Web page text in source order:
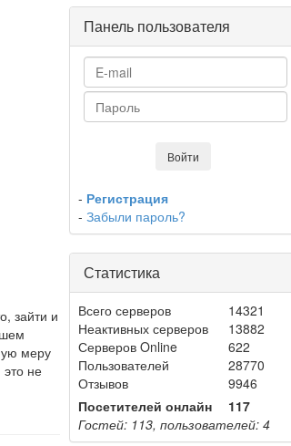
зайти и
меру
не
Панель пользователя
- Регистрация
- Забыли пароль?
Статистика
Всего серверов
14321
Неактивных серверов
13882
Серверов Online
622
Пользователей
28770
Отзывов
9946
Посетителей онлайн
117
Гостей: 113, пользователей: 4